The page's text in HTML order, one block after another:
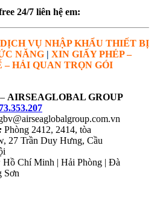
24/7 liên hệ em:
VỤ NHẬP KHẨU THIẾT BỊ
NĂNG | XIN GIẤY PHÉP –
– HẢI QUAN TRỌN GÓI
– AIRSEAGLOBAL GROUP
Phòng 2412, 2414, tòa
27 Trần Duy Hưng, Cầu
Hồ Chí Minh | Hải Phòng | Đà
Sơn